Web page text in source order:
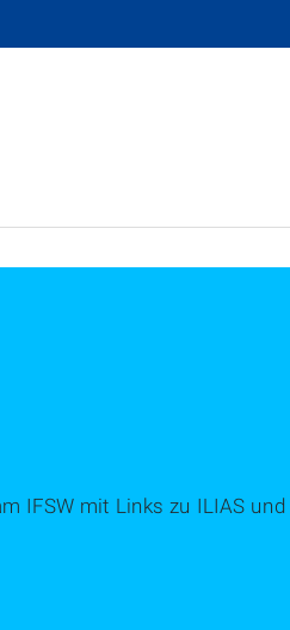
IFSW mit Links zu ILIAS und